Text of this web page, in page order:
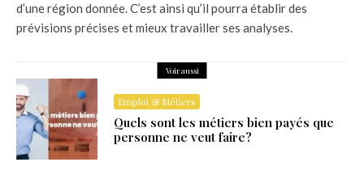
d’une région donnée. C’est ainsi qu’il pourra établir des
prévisions précises et mieux travailler ses analyses.
Voir aussi
Emploi & Métiers
Quels sont les métiers bien payés que
personne ne veut faire?